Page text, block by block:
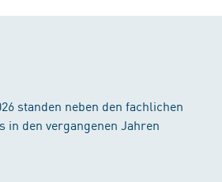
standen neben den fachlichen
den vergangenen Jahren